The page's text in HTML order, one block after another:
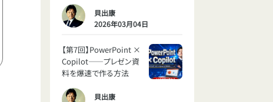
貝出康
2026年03月04日
【第7回】PowerPoint ×
Copilot——プレゼン資
料を爆速で作る方法
貝出康